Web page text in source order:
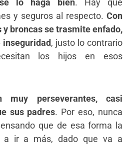
lo haga bien. Hay que
y seguros al respecto. Con
broncas se trasmite enfado,
, justo lo contrario
los hijos en esos
muy perseverantes, casi
sus padres. Por eso, nunca
que de esa forma la
a ir a más, dado que va a